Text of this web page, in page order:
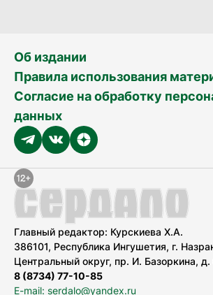
Об издании
Правила использования
Согласие на обработку
данных
Главный редактор: Курскиева Х.А.
386101, Республика Ингушетия, г.
Центральный округ, пр. И. Базоркина, д.
8 (8734) 77-10-85
E-mail: serdalo@yandex.ru